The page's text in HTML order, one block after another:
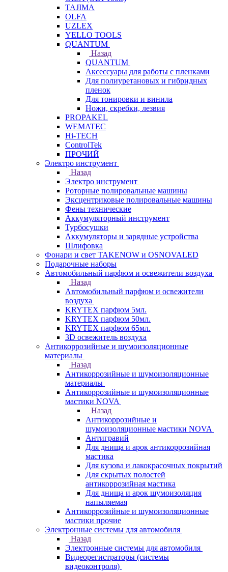
TAJIMA
OLFA
UZLEX
YELLO TOOLS
QUANTUM
Назад
QUANTUM
Аксессуары для работы с пленками
Для полиуретановых и гибридных
пленок
Для тонировки и винила
Ножи, скребки, лезвия
PROPAKEL
WEMATEC
Hi-TECH
ControlTek
ПРОЧИЙ
Электро инструмент
Назад
Электро инструмент
Роторные полировальные машины
Эксцентриковые полировальные машины
Фены технические
Аккумуляторный инструмент
Турбосушки
Аккумуляторы и зарядные устройства
Шлифовка
Фонари и свет TAKENOW и OSNOVALED
Подарочные наборы
Автомобильный парфюм и освежители воздуха
Назад
Автомобильный парфюм и освежители
воздуха
KRYTEX парфюм 5мл.
KRYTEX парфюм 50мл.
KRYTEX парфюм 65мл.
3D освежитель воздуха
Антикоррозийные и шумоизоляционные
материалы
Назад
Антикоррозийные и шумоизоляционные
материалы
Антикоррозийные и шумоизоляционные
мастики NOVA
Назад
Антикоррозийные и
шумоизоляционные мастики NOVA
Антигравий
Для днища и арок антикоррозийная
мастика
Для кузова и лакокрасочных покрытий
Для скрытых полостей
антикоррозийная мастика
Для днища и арок шумоизоляция
напыляемая
Антикоррозийные и шумоизоляционные
мастики прочие
Электронные системы для автомобиля
Назад
Электронные системы для автомобиля
Видеорегистраторы (системы
видеоконтроля)